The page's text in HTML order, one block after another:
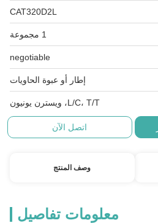
CAT320D2L
1 مجموعة
negotiable
إطار أو عبوة الحاويات
L/C، T/T، ويسترن يونيون
اتصل الآن
وصف المنتج
معلومات تفاصيل